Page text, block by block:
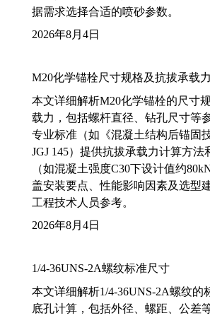
据需求选择合适的喷砂参数。
2026年8月4日
M20化学锚栓尺寸规格及抗拔承载
本文详细解析M20化学锚栓的尺寸
载力，包括螺杆直径、钻孔尺寸等
专业标准（如《混凝土结构后锚固
JGJ 145）提供抗拔承载力计算方法
（如混凝土强度C30下设计值约
盖安装要点、性能影响因素及选型
工程技术人员参考。
2026年8月4日
1/4-36UNS-2A螺纹标准尺寸
本文详细解析1/4-36UNS-2A螺纹的
底孔计算，包括外径、螺距、公差